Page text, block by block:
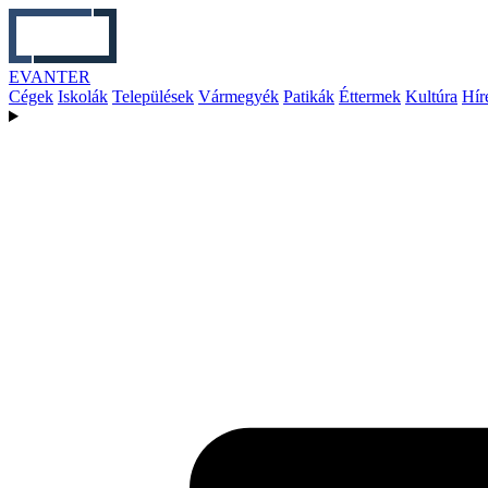
EVANTER
Cégek Iskolák Települések Vármegyék Patikák Éttermek Kultúra